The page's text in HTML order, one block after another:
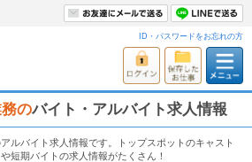
ID・パスワードをお忘れの方
のバイト・アルバイト求人情報
ルバイト求人情報です。トップスポットのキャスト
短期バイトの求人情報がたくさん！